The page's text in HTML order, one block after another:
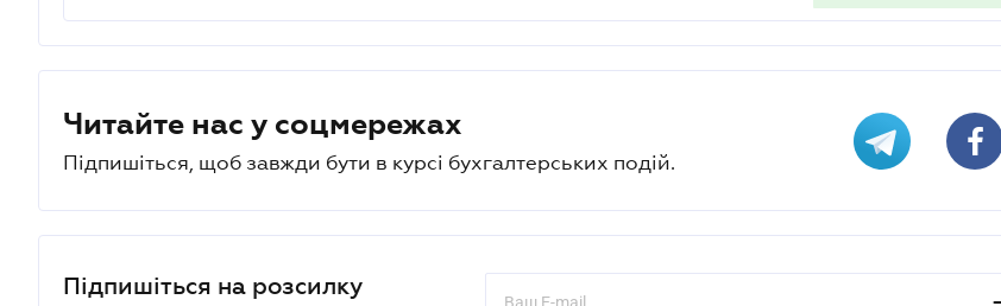
Читайте нас у соцмережах
Підпишіться, щоб завжди бути в курсі бухгалтерських подій.
Підпишіться на розсилку